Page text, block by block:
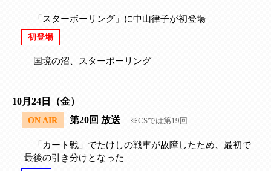
「スターボーリング」に中山律子が初登場
初登場
国境の沼、スターボーリング
10月24日（金）
ON AIR 第20回 放送 ※CSでは第19回
「カート戦」でたけしの戦車が故障したため、最初で
最後の引き分けとなった